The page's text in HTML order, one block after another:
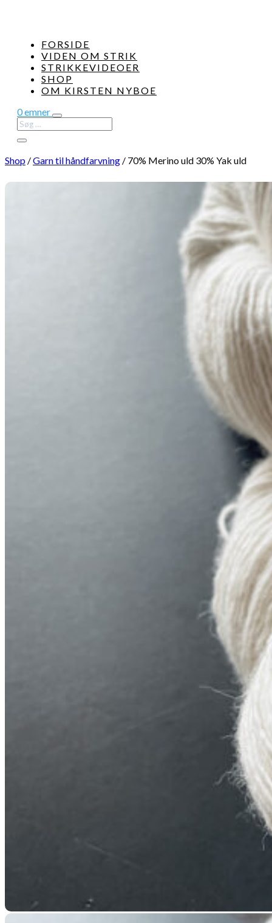
FORSIDE
VIDEN OM STRIK
STRIKKEVIDEOER
SHOP
OM KIRSTEN NYBOE
0 emner
Shop /Garn til håndfarvning / 70% Merino uld 30% Yak uld